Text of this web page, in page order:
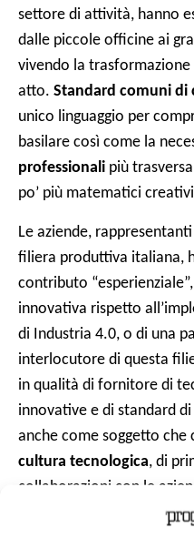
settore di attività, hanno
dalle piccole officine ai
vivendo la
atto. Standard comuni di
unico linguaggio per
basilare così come la
professionali più
po’ più matematici
Le aziende,
filiera produttiva italiana,
contributo
innovativa rispetto
di Industria 4.0, o di una
interlocutore di questa
in qualità di fornitore di
innovative e di standard
anche come soggetto che
cultura tecnologica, di
collaborazioni con le